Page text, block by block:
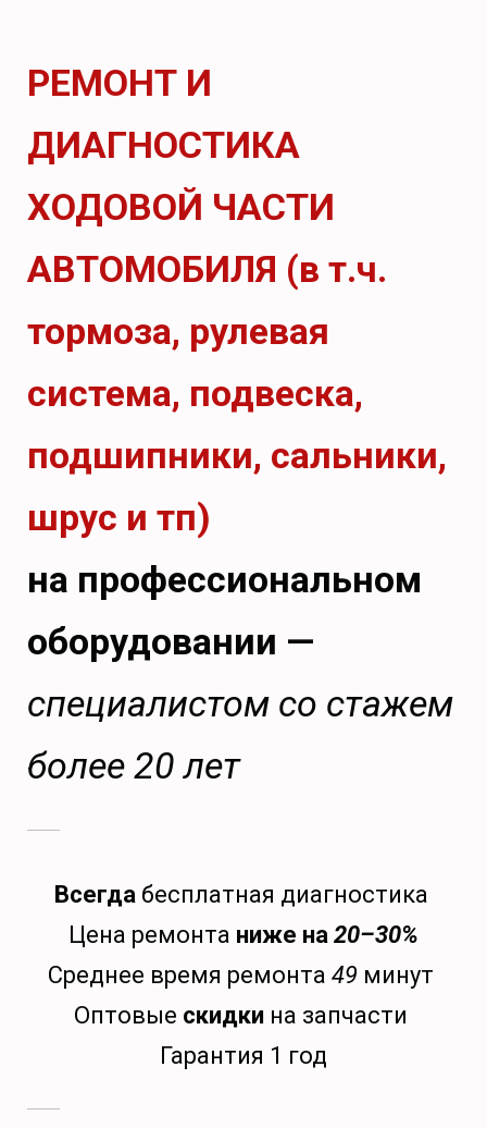
РЕМОНТ И
ДИАГНОСТИКА
ХОДОВОЙ ЧАСТИ
АВТОМОБИЛЯ (в т.ч.
тормоза, рулевая
система, подвеска,
подшипники, сальники,
шрус и тп)
на профессиональном
оборудовании —
специалистом со стажем
более 20 лет
Всегдабесплатная диагностика
Цена ремонта ниже на 20–30%
Среднее время ремонта 49 минут
Оптовые скидки на запчасти
Гарантия 1 год